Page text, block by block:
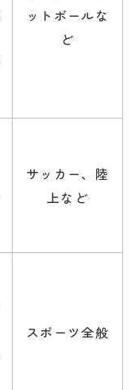
ットボールな
ど
サッカー、陸
上など
スポーツ全般